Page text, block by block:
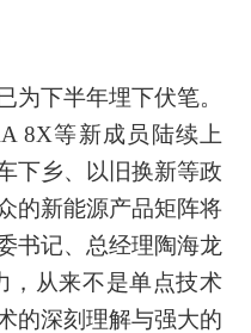
为下半年埋下伏笔。
8X等新成员陆续上
下乡、以旧换新等政
的新能源产品矩阵将
书记、总经理陶海龙
，从来不是单点技术
的深刻理解与强大的